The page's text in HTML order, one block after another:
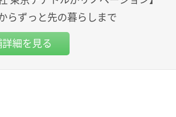
らずっと先の暮らしまで
細を見る